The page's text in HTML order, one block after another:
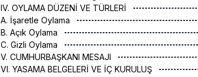
IV. OYLAMA DÜZENİ VE TÜRLERİ
A. İşaretle Oylama
B. Açık Oylama
C. Gizli Oylama
V. CUMHURBAŞKANI MESAJI
VI. YASAMA BELGELERİ VE İÇ KURULUŞ